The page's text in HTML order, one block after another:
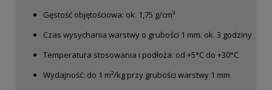
Gęstość objętościowa: ok. 1,75 g/cm³
Czas wysychania warstwy o grubości 1 mm: ok. 3 godziny
Temperatura stosowania i podłoża: od +5°C do +30°C
Wydajność: do 1 m²/kg przy grubości warstwy 1 mm